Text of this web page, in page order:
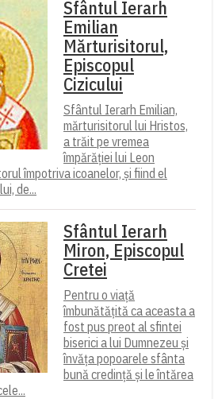
Sfântul Ierarh
Emilian
Mărturisitorul,
Episcopul
Cizicului
Sfântul Ierarh Emilian,
mărturisitorul lui Hristos,
a trăit pe vremea
împărăției lui Leon
împotriva icoanelor, și fiind el
de...
Sfântul Ierarh
Miron, Episcopul
Cretei
Pentru o viață
îmbunătățită ca aceasta a
fost pus preot al sfintei
biserici a lui Dumnezeu și
învăța popoarele sfânta
bună credință și le întărea